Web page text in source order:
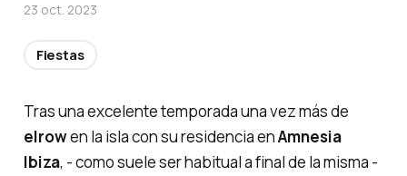
Tras una excelente temporada una vez más de
elrowen la isla con su residencia enAmnesia
Ibiza, - como suele ser habitual a final de la misma -
23 oct. 2023
Fiestas